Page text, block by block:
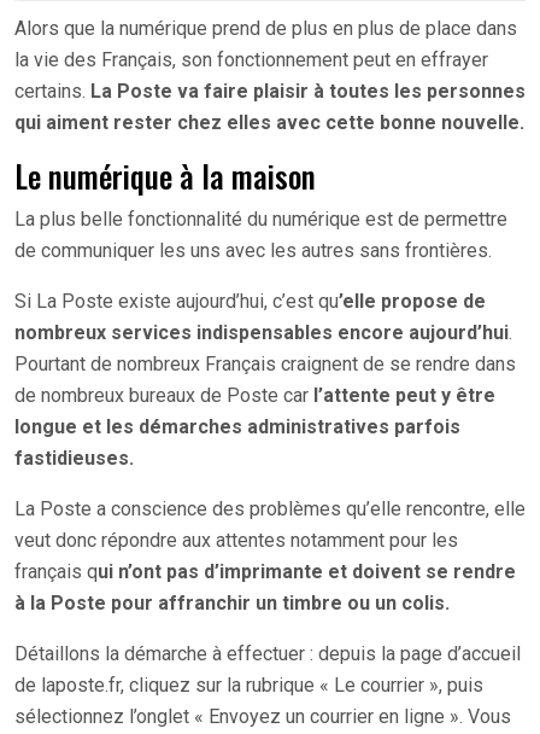
Alors que la numérique prend de plus en plus de place dans
la vie des Français, son fonctionnement peut en effrayer
certains. La Poste va faire plaisir à toutes les personnes
qui aiment rester chez elles avec cette bonne nouvelle.
Le numérique à la maison
La plus belle fonctionnalité du numérique est de permettre
de communiquer les uns avec les autres sans frontières.
Si La Poste existe aujourd’hui, c’est qu’elle propose de
nombreux services indispensables encore aujourd’hui.
Pourtant de nombreux Français craignent de se rendre dans
de nombreux bureaux de Poste car l’attente peut y être
longue et les démarches administratives parfois
fastidieuses.
La Poste a conscience des problèmes qu’elle rencontre, elle
veut donc répondre aux attentes notamment pour les
français qui n’ont pas d’imprimante et doivent se rendre
à la Poste pour affranchir un timbre ou un colis.
Détaillons la démarche à effectuer : depuis la page d’accueil
de laposte.fr, cliquez sur la rubrique « Le courrier », puis
sélectionnez l’onglet « Envoyez un courrier en ligne ». Vous